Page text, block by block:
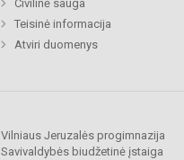
Civilinė sauga
Teisinė informacija
Atviri duomenys
Vilniaus Jeruzalės progimnazija
Savivaldybės biudžetinė įstaiga